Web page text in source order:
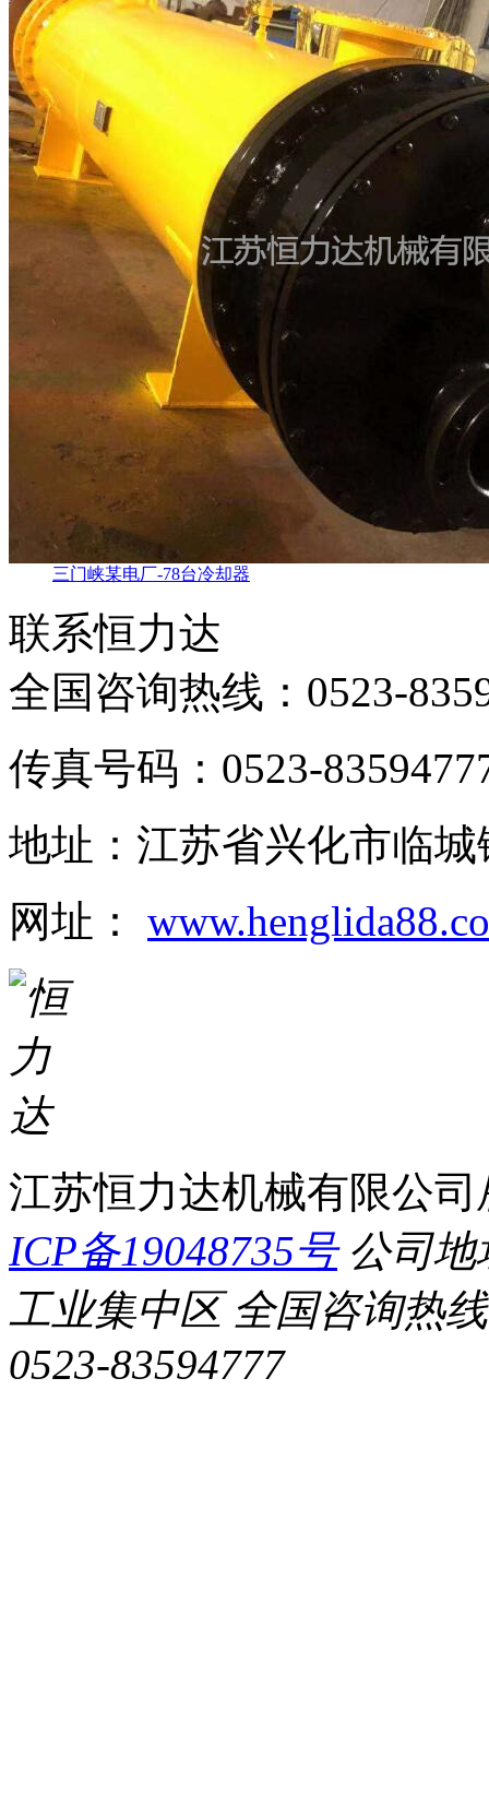
三门峡某电厂-78台冷却器
联系恒力达
全国咨询热线： 0523-
传真号码：0523-
地址：江苏省兴化市临
网址：
江苏恒力达机械有限公司
ICP备19048735号 公司
工业集中区 全国咨询热
0523-83594777